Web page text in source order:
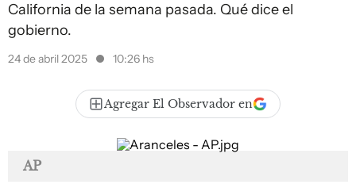
California de la semana pasada. Qué dice el
gobierno.
24 de abril 2025 10:26 hs
Agregar El Observador en
AP